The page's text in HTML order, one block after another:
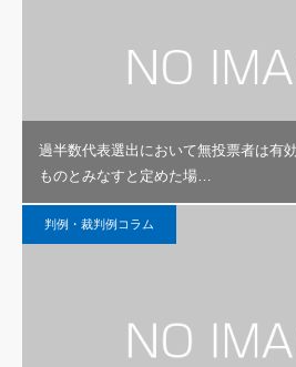
過半数代表選出において無投票者は有
ものとみなすと定めた場…
判例・裁判例コラム